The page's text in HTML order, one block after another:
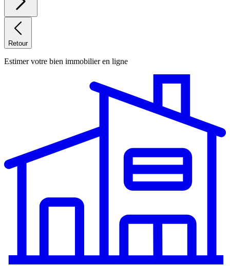
Retour
Estimer votre bien immobilier en ligne